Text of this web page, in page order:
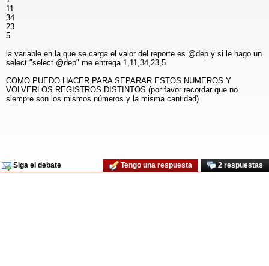
11
34
23
5
la variable en la que se carga el valor del reporte es @dep y si le hago un
select "select @dep" me entrega 1,11,34,23,5
COMO PUEDO HACER PARA SEPARAR ESTOS NUMEROS Y
VOLVERLOS REGISTROS DISTINTOS (por favor recordar que no
siempre son los mismos números y la misma cantidad)
Siga el debate 2 respuestas
Tengo una respuesta